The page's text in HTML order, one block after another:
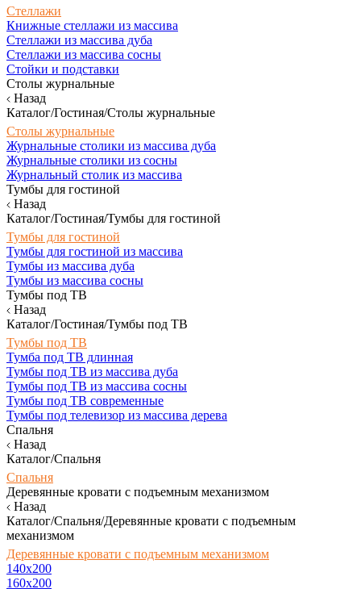
Стеллажи
Книжные стеллажи из массива
Стеллажи из массива дуба
Стеллажи из массива сосны
Стойки и подставки
Столы журнальные
Назад
Каталог/Гостиная/Столы журнальные
Столы журнальные
Журнальные столики из массива дуба
Журнальные столики из сосны
Журнальный столик из массива
Тумбы для гостиной
Назад
Каталог/Гостиная/Тумбы для гостиной
Тумбы для гостиной
Тумбы для гостиной из массива
Тумбы из массива дуба
Тумбы из массива сосны
Тумбы под ТВ
Назад
Каталог/Гостиная/Тумбы под ТВ
Тумбы под ТВ
Тумба под ТВ длинная
Тумбы под ТВ из массива дуба
Тумбы под ТВ из массива сосны
Тумбы под ТВ современные
Тумбы под телевизор из массива дерева
Спальня
Назад
Каталог/Спальня
Спальня
Деревянные кровати с подъемным механизмом
Назад
Каталог/Спальня/Деревянные кровати с подъемным
механизмом
Деревянные кровати с подъемным механизмом
140x200
160х200